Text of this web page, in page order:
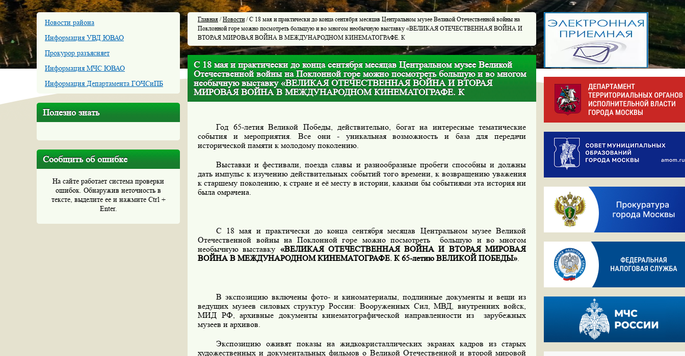
Новости района
Информация УВД ЮВАО
Прокурор разъясняет
Информация МЧС ЮВАО
Информация Департамента ГОЧСиПБ
Полезно знать
Сообщить об ошибке
На сайте работает система проверки
ошибок. Обнаружив неточность в
тексте, выделите ее и нажмите Ctrl +
Enter.
Главная /Новости/ С 18 мая и практически до конца сентября месяцав Центральном музее Великой Отечественной войны на
Поклонной горе можно посмотреть большую и во многом необычную выставку «ВЕЛИКАЯ ОТЕЧЕСТВЕННАЯ ВОЙНА И
ВТОРАЯ МИРОВАЯ ВОЙНА В МЕЖДУНАРОДНОМ КИНЕМАТОГРАФЕ. К
С 18 мая и практически до конца сентября месяцав Центральном музее Великой
Отечественной войны на Поклонной горе можно посмотреть большую и во многом
необычную выставку «ВЕЛИКАЯ ОТЕЧЕСТВЕННАЯ ВОЙНА И ВТОРАЯ
МИРОВАЯ ВОЙНА В МЕЖДУНАРОДНОМ КИНЕМАТОГРАФЕ. К
Год 65-летия Великой Победы, действительно, богат на интересные тематические
события и мероприятия. Все они - уникальная возможность и база для передачи
исторической памяти к молодому поколению.
Выставки и фестивали, поезда славы и разнообразные пробеги способны и должны
дать импульс к изучению действительных событий того времени, к возвращению уважения
к старшему поколению, к стране и её месту в истории, какими бы событиями эта история ни
была омрачена.
С 18 мая и практически до конца сентября месяцав Центральном музее Великой
Отечественной войны на Поклонной горе можно посмотреть
большую и во многом
необычную выставку «ВЕЛИКАЯ ОТЕЧЕСТВЕННАЯ ВОЙНА И ВТОРАЯ МИРОВАЯ
ВОЙНА В МЕЖДУНАРОДНОМ КИНЕМАТОГРАФЕ. К 65-летию ВЕЛИКОЙ ПОБЕДЫ».
В экспозицию включены фото- и киноматериалы, подлинные документы и вещи из
ведущих музеев силовых структур России: Вооруженных Сил, МВД, внутренних войск,
МИД РФ, архивные документы кинематографической направленности из
зарубежных
музеев и архивов.
Экспозицию оживят показы на жидкокристаллических экранах кадров из старых
художественных и документальных фильмов о Великой Отечественной и второй мировой